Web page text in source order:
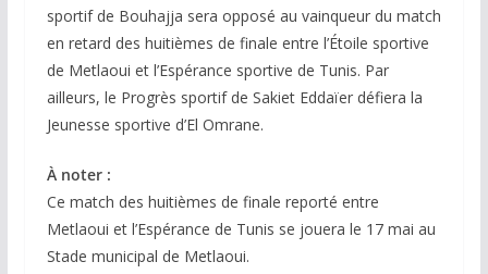
sportif de Bouhajja sera opposé au vainqueur du match
en retard des huitièmes de finale entre l’Étoile sportive
de Metlaoui et l’Espérance sportive de Tunis. Par
ailleurs, le Progrès sportif de Sakiet Eddaïer défiera la
Jeunesse sportive d’El Omrane.
À noter :
Ce match des huitièmes de finale reporté entre
Metlaoui et l’Espérance de Tunis se jouera le 17 mai au
Stade municipal de Metlaoui.